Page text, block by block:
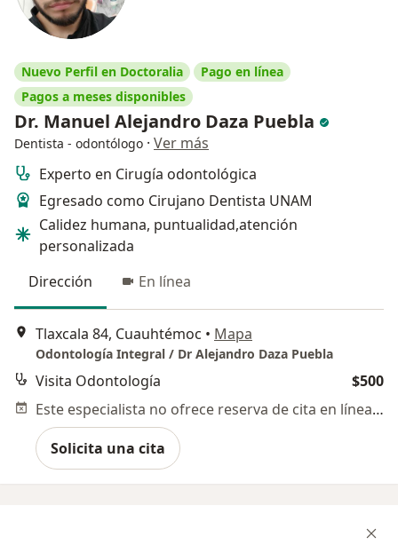
Nuevo Perfil en Doctoralia
Pago en línea
Pagos a meses disponibles
Dr. Manuel Alejandro Daza Puebla
Dentista - odontólogo · Ver más
Experto en Cirugía odontológica
Egresado como Cirujano Dentista UNAM
Calidez humana, puntualidad,atención
personalizada
Dirección
En línea
Tlaxcala 84, Cuauhtémoc • Mapa
Odontología Integral / Dr Alejandro Daza Puebla
Visita Odontología
$500
Este especialista no ofrece reserva de cita en línea en esta dirección.
Solicita una cita